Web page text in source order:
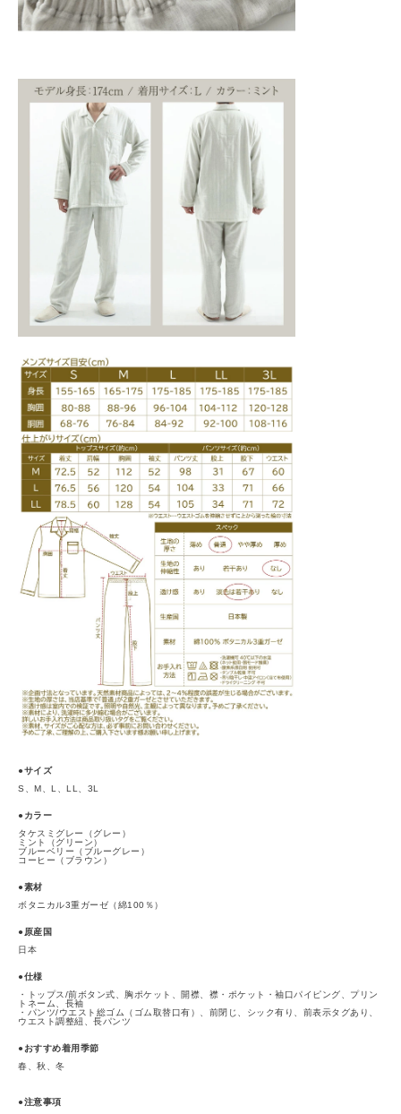
●サイズ
S、M、L、LL、3L
●カラー
タケスミグレー（グレー）
ミント（グリーン）
ブルーベリー（ブルーグレー）
コーヒー（ブラウン）
●素材
ボタニカル3重ガーゼ（綿100％）
●原産国
日本
●仕様
・トップス/前ボタン式、胸ポケット、開襟、襟・ポケット・袖口パイピング、プリン
トネーム、長袖
・パンツ/ウエスト総ゴム（ゴム取替口有）、前閉じ、シック有り、前表示タグあり、
ウエスト調整紐、長パンツ
●おすすめ着用季節
春、秋、冬
●注意事項